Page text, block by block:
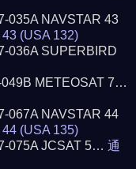
035A NAVSTAR 43
(USA 132)
036A SUPERBIRD
METEOSAT 7…
067A NAVSTAR 44
(USA 135)
075A JCSAT 5…通